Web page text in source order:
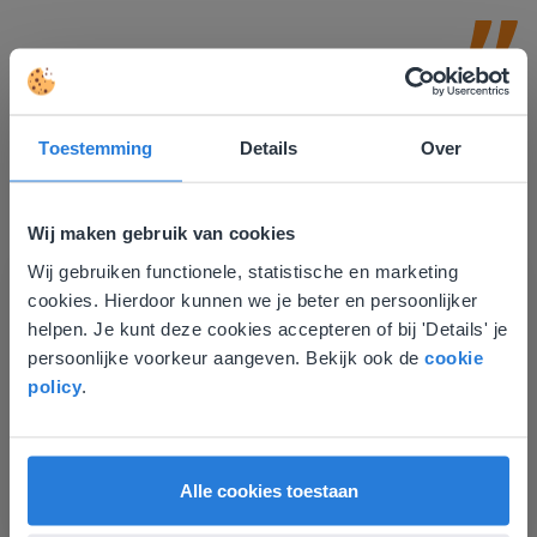
Toestemming Details Over
Wij maken gebruik van cookies
Wij gebruiken functionele, statistische en marketing
cookies. Hierdoor kunnen we je beter en persoonlijker
helpen. Je kunt deze cookies accepteren of bij 'Details' je
persoonlijke voorkeur aangeven. Bekijk ook de cookie
policy
Alle cookies toestaan
Ontdek meer!
Groep 8, Blok 9, Week 3, Les 11
Les
Deze website komt niet
overeen met je locatie
Gezien je locatie, denken we dat je misschien
liever naar de website voor English gaat. Hier
English
Vlaanderen